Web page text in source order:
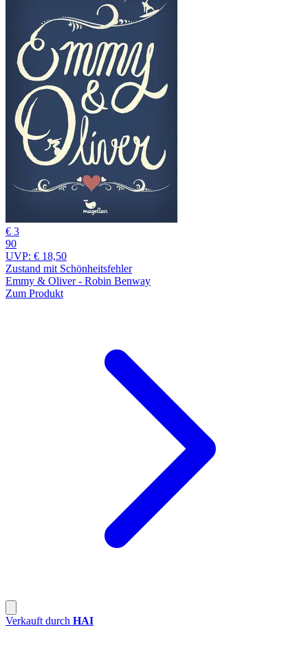
€ 3
90
UVP: € 18,50
Zustand mit Schönheitsfehler
Emmy & Oliver - Robin Benway
Zum Produkt
Verkauft durch HAI